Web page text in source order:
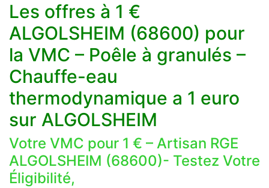
Les offres à 1 €
ALGOLSHEIM (68600) pour
la VMC – Poêle à granulés –
Chauffe-eau
thermodynamique a 1 euro
sur ALGOLSHEIM
Votre VMC pour 1 € – Artisan RGE
ALGOLSHEIM (68600)- Testez Votre
Éligibilité,